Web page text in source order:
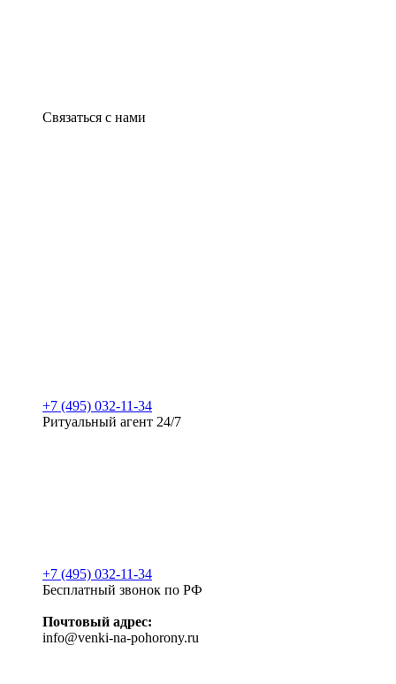
Связаться с нами
+7 (495) 032-11-34
Ритуальный агент 24/7
+7 (495) 032-11-34
Бесплатный звонок по РФ
Почтовый адрес:
info@venki-na-pohorony.ru